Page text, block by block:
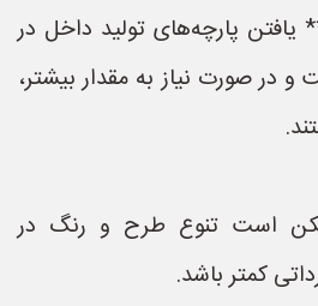
پارچه‌های تولید داخل در
و در صورت نیاز به مقدار بیشتر،
است تنوع طرح و رنگ در
کمتر باشد.